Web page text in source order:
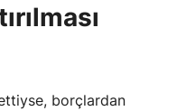
borçlardan